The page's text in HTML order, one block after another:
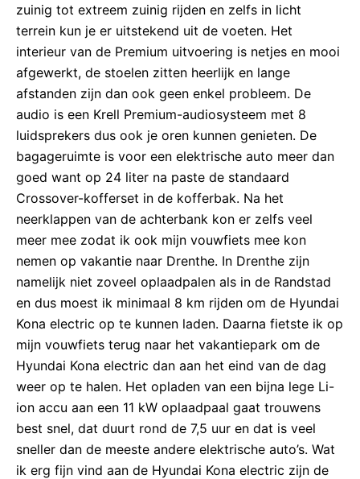
zuinig tot extreem zuinig rijden en zelfs in licht
terrein kun je er uitstekend uit de voeten. Het
interieur van de Premium uitvoering is netjes en mooi
afgewerkt, de stoelen zitten heerlijk en lange
afstanden zijn dan ook geen enkel probleem. De
audio is een Krell Premium-audiosysteem met 8
luidsprekers dus ook je oren kunnen genieten. De
bagageruimte is voor een elektrische auto meer dan
goed want op 24 liter na paste de standaard
Crossover-kofferset in de kofferbak. Na het
neerklappen van de achterbank kon er zelfs veel
meer mee zodat ik ook mijn vouwfiets mee kon
nemen op vakantie naar Drenthe. In Drenthe zijn
namelijk niet zoveel oplaadpalen als in de Randstad
en dus moest ik minimaal 8 km rijden om de Hyundai
Kona electric op te kunnen laden. Daarna fietste ik op
mijn vouwfiets terug naar het vakantiepark om de
Hyundai Kona electric dan aan het eind van de dag
weer op te halen. Het opladen van een bijna lege Li-
ion accu aan een 11 kW oplaadpaal gaat trouwens
best snel, dat duurt rond de 7,5 uur en dat is veel
sneller dan de meeste andere elektrische auto’s. Wat
ik erg fijn vind aan de Hyundai Kona electric zijn de